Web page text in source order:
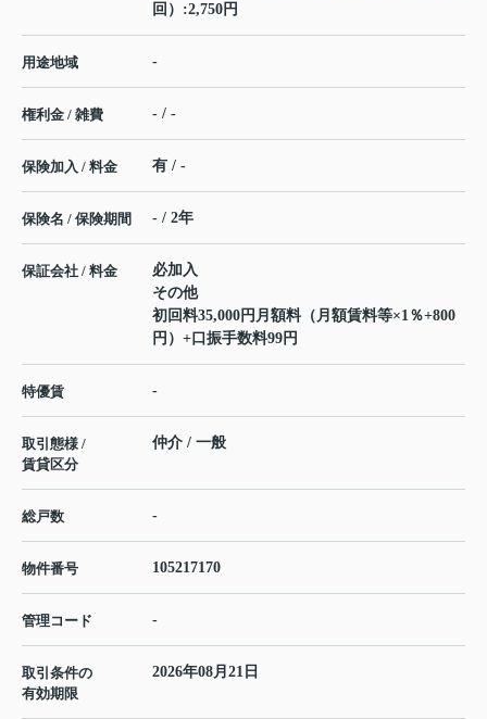
回）:2,750円
用途地域 -
権利金 / 雑費 - / -
保険加入 / 料金 有 / -
保険名 / 保険期間 - / 2年
保証会社 / 料金
必加入
その他
初回料35,000円月額料（月額賃料等×1％+800
円）+口振手数料99円
特優賃 -
取引態様 /
賃貸区分
仲介 / 一般
総戸数 -
物件番号 105217170
管理コード -
取引条件の
有効期限
2026年08月21日